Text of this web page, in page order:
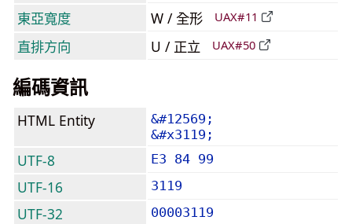
東亞寬度
W / 全形 UAX#11
直排方向 U / 正立 UAX#50
編碼資訊
HTML Entity
&#12569;
&#x3119;
UTF-8 E3 84 99
UTF-16 3119
UTF-32 00003119